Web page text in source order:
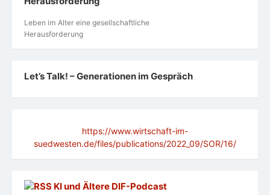
Leben im Alter eine gesellschaftliche
Herausforderung
Let’s Talk! – Generationen im Gespräch
https://www.wirtschaft-im-
suedwesten.de/files/publications/2022_09/SOR/16/
KI und Ältere DlF-Podcast